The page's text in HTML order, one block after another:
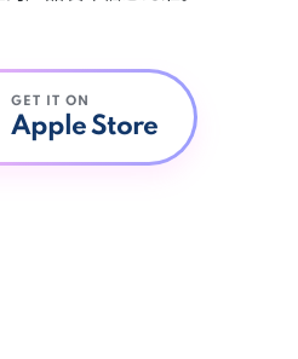
GET IT ON
Apple Store